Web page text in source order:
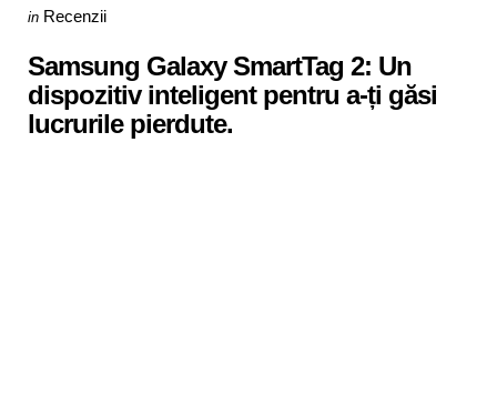
Categories
Posted
in Recenzii
Samsung Galaxy SmartTag 2: Un
dispozitiv inteligent pentru a-ți găsi
lucrurile pierdute.